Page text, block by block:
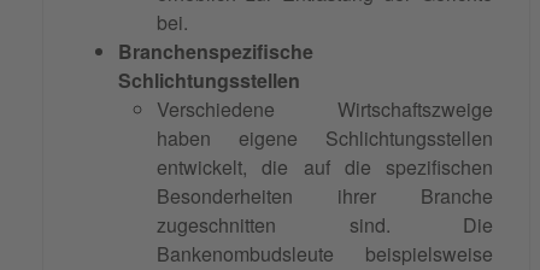
bei.
Branchenspezifische
Schlichtungsstellen
Verschiedene Wirtschaftszweige
haben eigene Schlichtungsstellen
entwickelt, die auf die spezifischen
Besonderheiten ihrer Branche
zugeschnitten sind. Die
Bankenombudsleute beispielsweise